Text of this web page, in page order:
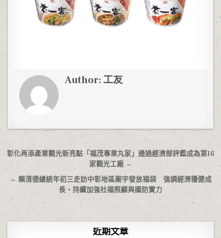
Author: 工友
文章導覽
彰化再添產業觀光新亮點「福茂專業丸家」通過經濟部評鑑成為第16
家觀光工廠 →
← 賴清德總統年初三走訪中彰地區廟宇發放福袋 強調經濟穩健成
長、持續加強社福照顧與國防實力
近期文章